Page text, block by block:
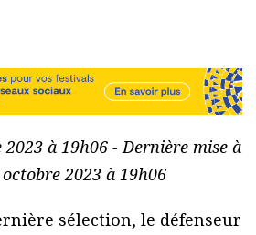
à 19h06 - Dernière mise à
2023 à 19h06
sélection, le défenseur